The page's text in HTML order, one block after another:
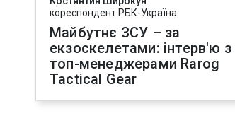
кореспондент РБК-Україна
Майбутнє ЗСУ – за
екзоскелетами: інтерв'ю з
топ-менеджерами Rarog
Tactical Gear